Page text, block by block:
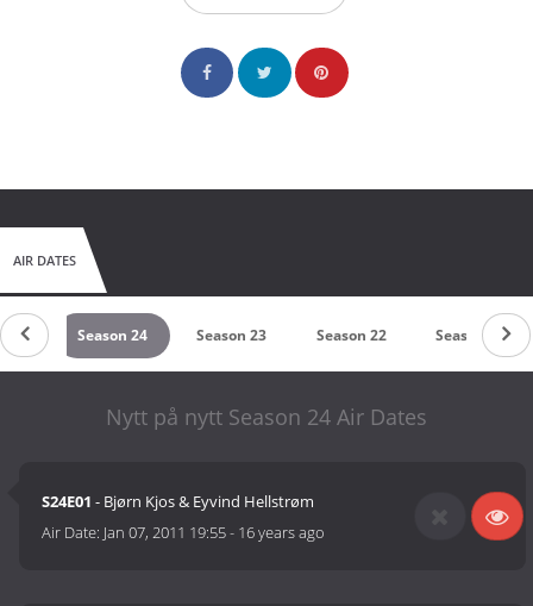
AIR DATES
25 Season 24 Season 23 Season 22 Season 21
Nytt på nytt Season 24 Air Dates
S24E01 - Bjørn Kjos & Eyvind Hellstrøm
Air Date: Jan 07, 2011 19:55- 16 years ago